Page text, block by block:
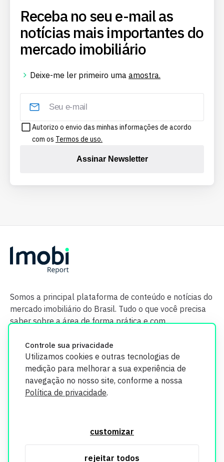
Controle sua privacidade
Utilizamos cookies e outras tecnologias de
medição para melhorar a sua experiência de
navegação no nosso site, conforme a nossa
Política de privacidade.
customizar
rejeitar todos
Receba no seu e-mail as
notícias mais importantes do
mercado imobiliário
Deixe-me ler primeiro uma amostra.
Autorizo o envio das minhas informações de acordo
com os Termos de uso.
Assinar Newsletter
Somos a principal plataforma de conteúdo e notícias do
mercado imobiliário do Brasil. Tudo o que você precisa
saber sobre a área de forma prática e com
segurança. Todos os dados coletados em nosso site são
utilizados exclusivamente para fins de aprimoramento de
informações, consulte nossa Política de Privacidade.